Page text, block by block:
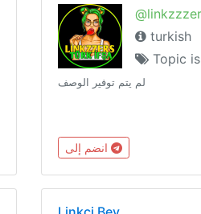
turkish
Topic
لم يتم توفير الوصف